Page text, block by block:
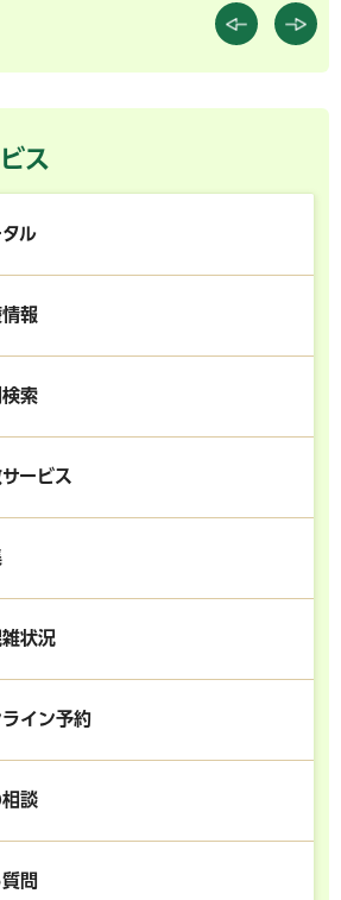
ス
ル
報
索
ービス
状況
イン予約
談
問